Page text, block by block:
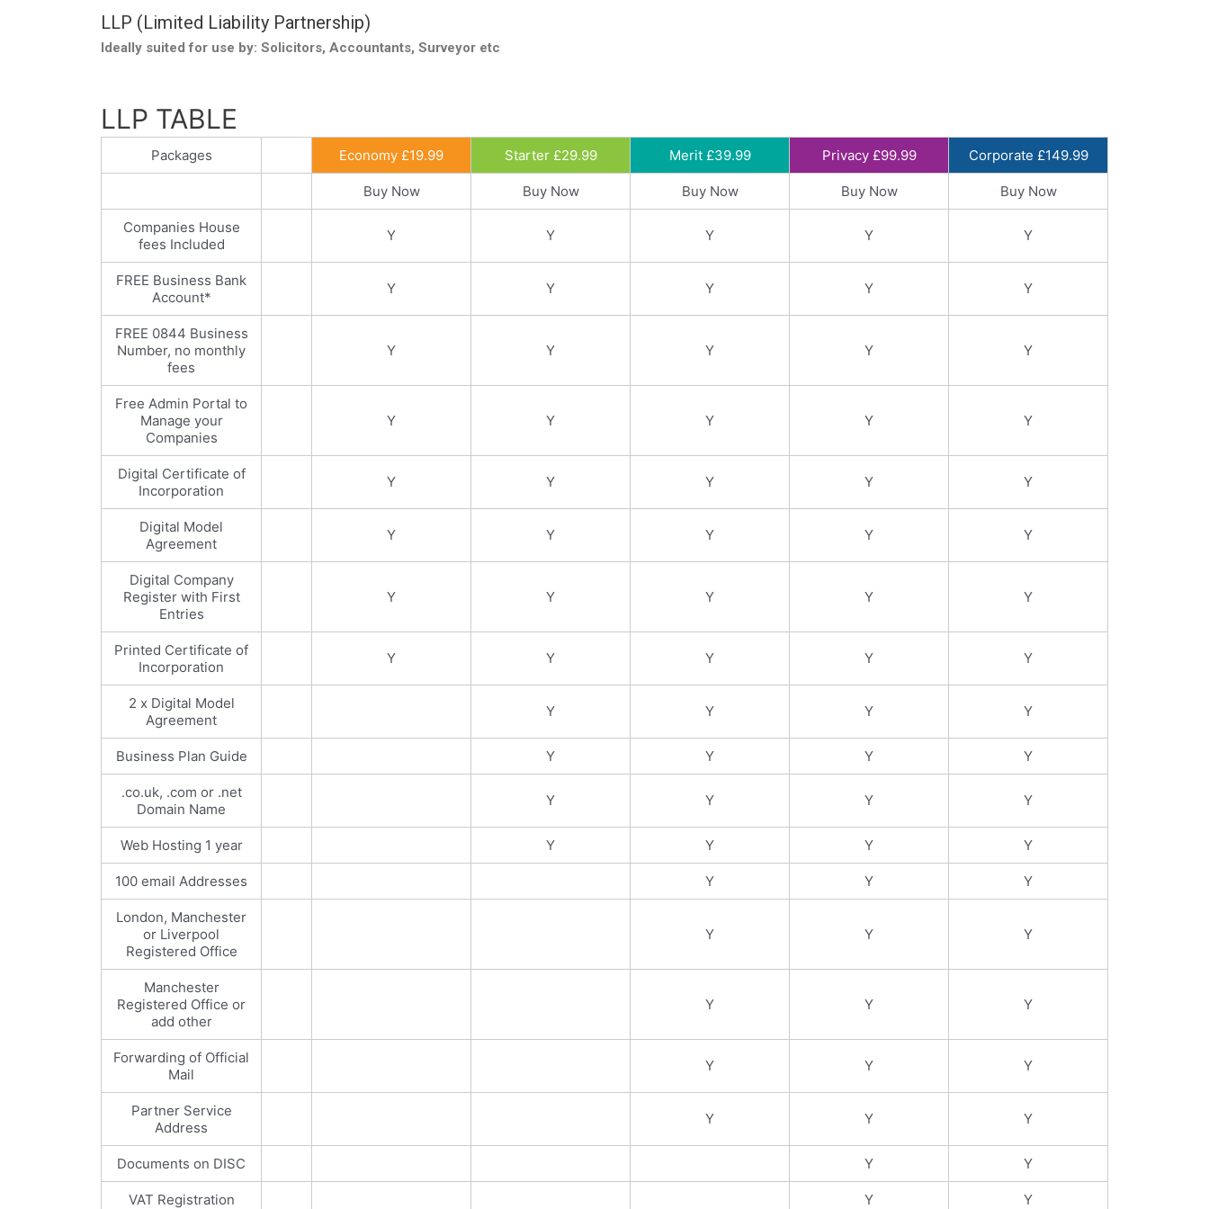
LLP (Limited Liability Partnership)
Ideally suited for use by: Solicitors, Accountants, Surveyor etc
LLP TABLE
Packages Economy £19.99 Starter £29.99 Merit £39.99 Privacy £99.99 Corporate £149.99
Buy Now Buy Now Buy Now Buy Now Buy Now
Companies House
fees Included
Y Y Y Y Y
FREE Business Bank
Account*
Y Y Y Y Y
FREE 0844 Business
Number, no monthly
fees
Y Y Y Y Y
Free Admin Portal to
Manage your
Companies
Y Y Y Y Y
Digital Certificate of
Incorporation
Y Y Y Y Y
Digital Model
Agreement
Y Y Y Y Y
Digital Company
Register with First
Entries
Y Y Y Y Y
Printed Certificate of
Incorporation
Y Y Y Y Y
2 x Digital Model
Agreement
Y Y Y Y
Business Plan Guide Y Y Y Y
.co.uk, .com or .net
Domain Name
Y Y Y Y
Web Hosting 1 year Y Y Y Y
100 email Addresses Y Y Y
London, Manchester
or Liverpool
Registered Office
Y Y Y
Manchester
Registered Office or
add other
Y Y Y
Forwarding of Official
Mail
Y Y Y
Partner Service
Address
Y Y Y
Documents on DISC Y Y
VAT Registration Y Y